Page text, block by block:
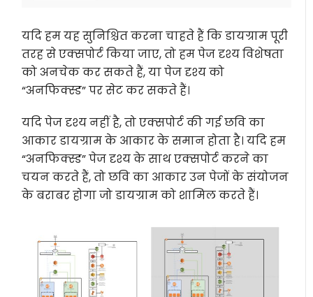
यदि हम यह सुनिश्चित करना चाहते हैं कि डायग्राम पूरी
तरह से एक्सपोर्ट किया जाए, तो हम पेज दृश्य विशेषता
को अनचेक कर सकते हैं, या पेज दृश्य को
“अनफिक्स्ड” पर सेट कर सकते हैं।
यदि पेज दृश्य नहीं है, तो एक्सपोर्ट की गई छवि का
आकार डायग्राम के आकार के समान होता है। यदि हम
“अनफिक्स्ड” पेज दृश्य के साथ एक्सपोर्ट करने का
चयन करते हैं, तो छवि का आकार उन पेजों के संयोजन
के बराबर होगा जो डायग्राम को शामिल करते हैं।